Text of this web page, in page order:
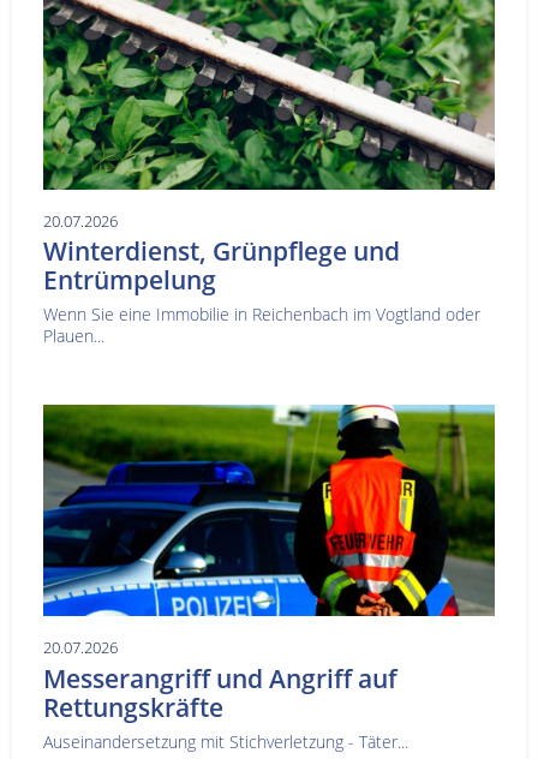
20.07.2026
Winterdienst, Grünpflege und
Entrümpelung
Wenn Sie eine Immobilie in Reichenbach im Vogtland oder
Plauen...
20.07.2026
Messerangriff und Angriff auf
Rettungskräfte
Auseinandersetzung mit Stichverletzung - Täter...